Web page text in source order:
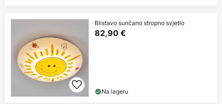
Blistavo sunčano stropno svjetlo
82,90 €
Na lageru